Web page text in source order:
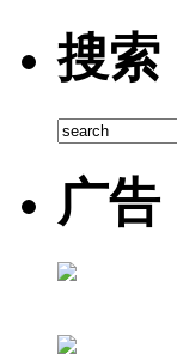
搜索
广告